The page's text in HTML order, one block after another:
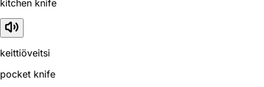
kitchen knife
keittiöveitsi
pocket knife